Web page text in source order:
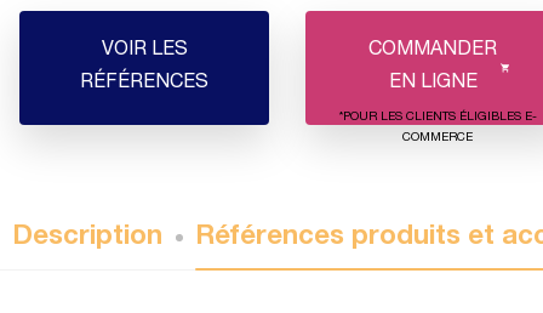
VOIR LES
RÉFÉRENCES
COMMANDER
EN LIGNE
*POUR LES CLIENTS ÉLIGIBLES E-
COMMERCE
Description Références produits et